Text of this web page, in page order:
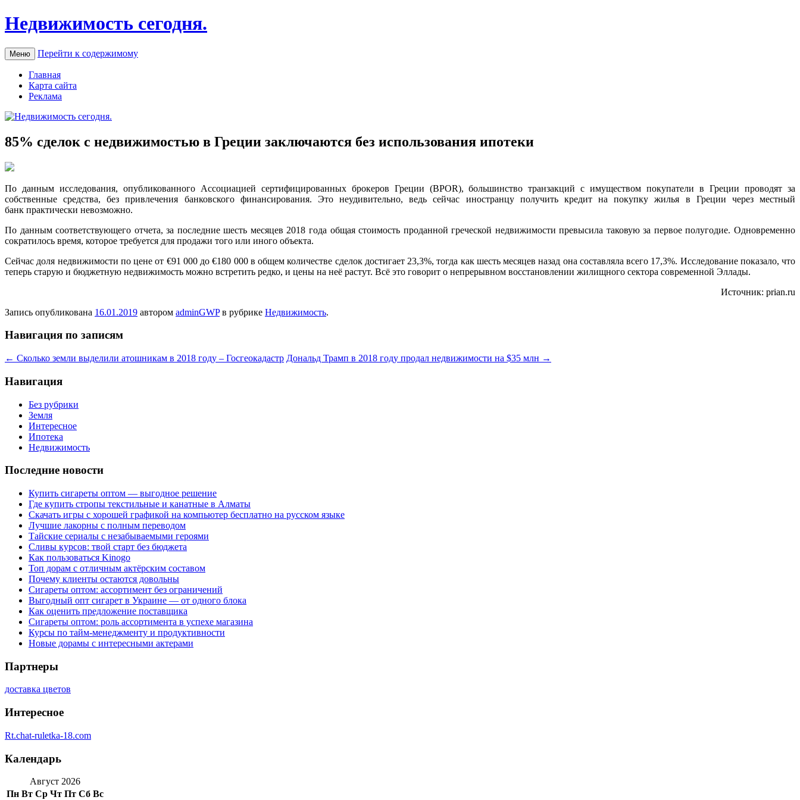
Недвижимость сегодня.
Меню Перейти к содержимому
Главная
Карта сайта
Реклама
85% сделок с недвижимостью в Греции заключаются без использования ипотеки
Пo данным исследования, опубликованного Ассоциацией сертифицированных брокеров Греции (BPOR), большинство транзакций с имуществом покупатели в Греции проводят за
собственные средства, без привлечения банковского финансирования. Это неудивительно, ведь сейчас иностранцу получить кредит на покупку жилья в Греции через местный
банк практически невозможно.
По даннымсоответствующего отчета, за последние шесть месяцев 2018 года общая стоимость проданной греческой недвижимости превысила таковую за первое полугодие. Одновременно
сократилось время, которое требуется для продажи того или иного объекта.
Сейчас доля недвижимости по цене от €91 000 до €180 000 в общем количестве сделок достигает 23,3%, тогда как шесть месяцев назад она составляла всего 17,3%. Исследование показало, что
теперь старую и бюджетную недвижимость можно встретить редко, и цены на неё растут. Всё это говорит о непрерывном восстановлении жилищного сектора современной Эллады.
Источник: prian.ru
Запись опубликована 16.01.2019 автором adminGWPв рубрике Недвижимость.
Навигация по записям
← Сколько земли выделили атошникам в 2018 году – Госгеокадастр Дональд Трамп в 2018 году продал недвижимости на $35 млн →
Навигация
Без рубрики
Земля
Интересное
Ипотека
Недвижимость
Последние новости
Купить сигареты оптом — выгодное решение
Где купить стропы текстильные и канатные в Алматы
Скачать игры с хорошей графикой на компьютер бесплатно на русском языке
Лучшие лакорны с полным переводом
Тайские сериалы с незабываемыми героями
Сливы курсов: твой старт без бюджета
Как пользоваться Kinogo
Топ дорам с отличным актёрским составом
Почему клиенты остаются довольны
Сигареты оптом: ассортимент без ограничений
Выгодный опт сигарет в Украине — от одного блока
Как оценить предложение поставщика
Сигареты оптом: роль ассортимента в успехе магазина
Курсы по тайм-менеджменту и продуктивности
Новые дорамы с интересными актерами
Партнеры
доставка цветов
Интересное
Rt.chat-ruletka-18.com
Календарь
Август 2026
Пн Вт Ср Чт Пт Сб Вс